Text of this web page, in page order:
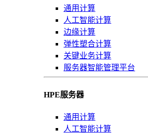
通用计算
人工智能计算
边缘计算
弹性塑合计算
关键业务计算
服务器智能管理平台
HPE服务器
通用计算
人工智能计算